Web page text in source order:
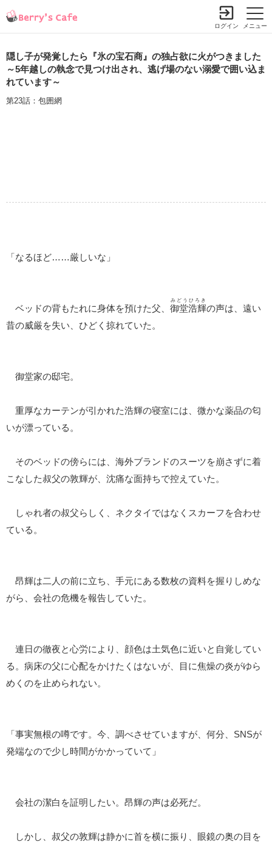
メニュー
ログイン
隠し子が発覚したら『氷の宝石商』の独占欲に火がつきました
～5年越しの執念で見つけ出され、逃げ場のない溺愛で囲い込ま
れています～
第23話：包囲網
「なるほど……厳しいな」
ベッドの背もたれに身体を預けた父、 御堂浩輝
みどうひろき
の声は、遠い
昔の威厳を失い、ひどく掠れていた。
御堂家の邸宅。
重厚なカーテンが引かれた浩輝の寝室には、微かな薬品の匂
いが漂っている。
そのベッドの傍らには、海外ブランドのスーツを崩さずに着
こなした叔父の敦輝が、沈痛な面持ちで控えていた。
しゃれ者の叔父らしく、ネクタイではなくスカーフを合わせ
ている。
昂輝は二人の前に立ち、手元にある数枚の資料を握りしめな
がら、会社の危機を報告していた。
連日の徹夜と心労により、顔色は土気色に近いと自覚してい
る。病床の父に心配をかけたくはないが、目に焦燥の炎がゆら
めくのを止められない。
「事実無根の噂です。今、調べさせていますが、何分、SNSが
発端なので少し時間がかかっていて」
会社の潔白を証明したい。昂輝の声は必死だ。
しかし、叔父の敦輝は静かに首を横に振り、眼鏡の奥の目を